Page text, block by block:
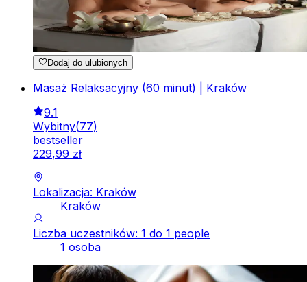
Dodaj do ulubionych
Masaż Relaksacyjny (60 minut) | Kraków
9.1
Wybitny(77)
bestseller
229,99 zł
Lokalizacja: Kraków
Kraków
Liczba uczestników: 1 do 1 people
1 osoba